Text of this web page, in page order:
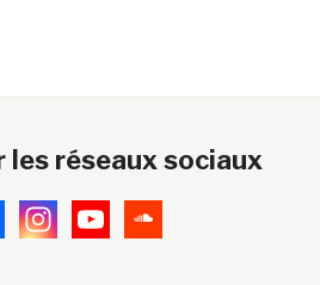
les réseaux sociaux